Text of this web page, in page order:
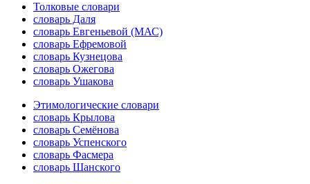
Толковые словари
словарь Даля
словарь Евгеньевой (МАС)
словарь Ефремовой
словарь Кузнецова
словарь Ожегова
словарь Ушакова
Этимологические словари
словарь Крылова
словарь Семёнова
словарь Успенского
словарь Фасмера
словарь Шанского